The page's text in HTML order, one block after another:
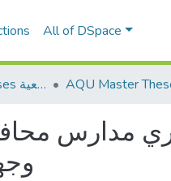
All of DSpace
Dissertations & Theses الرسائل الجامعية
مديري مدارس